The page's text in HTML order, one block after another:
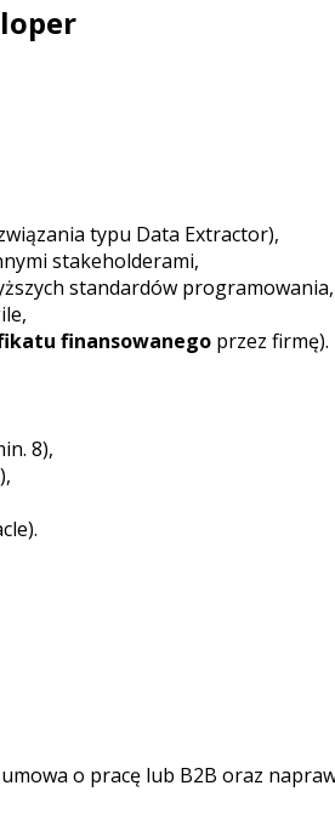
typu Data Extractor),
stakeholderami,
standardów programowania,
finansowanego przez firmę).
8),
o pracę lub B2B oraz